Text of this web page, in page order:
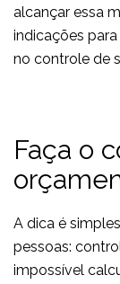
alcançar essa
indicações
no controle de
Faça o
A dica é
pessoas:
impossível